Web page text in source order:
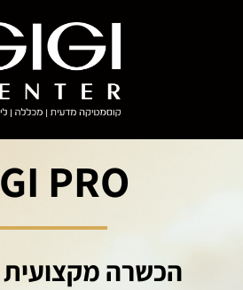
PRO
הכשרה